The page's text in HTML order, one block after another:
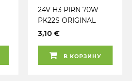
24V H3 PIRN 70W
PK22S ORIGINAL
OSRAM
3,10 €
В КОРЗИНУ